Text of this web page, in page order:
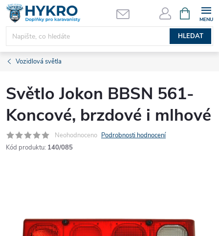
Přejít
obsah
HLEDAT
NÁKUPNÍ
KOŠÍK
Vozidlová světla
Světlo Jokon BBSN 561-
Koncové, brzdové i mlhové
Neohodnoceno Podrobnosti hodnocení
Kód produktu: 140/085